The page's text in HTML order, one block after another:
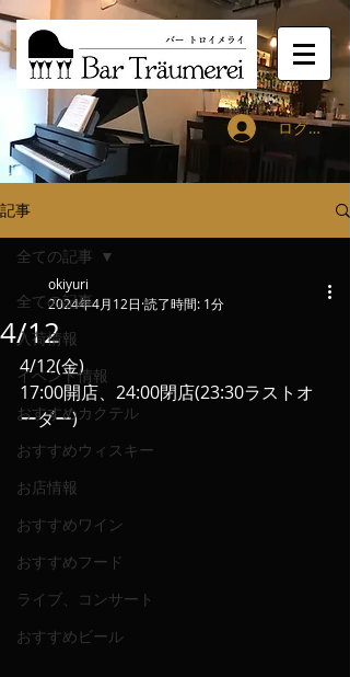
ログイン
記事
全ての記事
入荷情報
イベント情報
おすすめカクテル
おすすめウィスキー
お店情報
おすすめワイン
おすすめフード
ライブ、コンサート
おすすめビール
全ての記事
4/12
okiyuri
2024年4月12日 読了時間: 1分
4/12(金)
17:00開店、24:00閉店(23:30ラストオ
ーダー)